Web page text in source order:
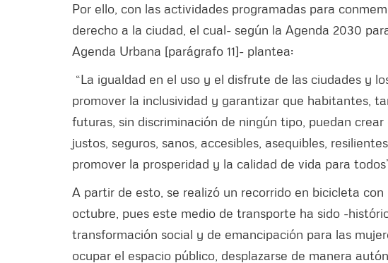
Por ello, con las actividades programadas para
derecho a la ciudad, el cual- según la Agenda 2030
Agenda Urbana [parágrafo 11]- plantea:
“La igualdad en el uso y el disfrute de las ciudades y
promover la inclusividad y garantizar que habitantes,
futuras, sin discriminación de ningún tipo, puedan
justos, seguros, sanos, accesibles, asequibles,
promover la prosperidad y la calidad de vida para
A partir de esto, se realizó un recorrido en bicicleta
octubre, pues este medio de transporte ha sido -
transformación social y de emancipación para las
ocupar el espacio público, desplazarse de manera